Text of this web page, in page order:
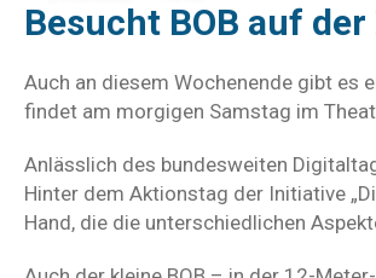
Besucht BOB auf
Auch an diesem Wochenende gibt es
findet am morgigen Samstag im
Anlässlich des bundesweiten
Hinter dem Aktionstag der Initiative
Hand, die die unterschiedlichen